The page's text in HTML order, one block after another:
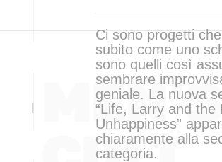
Ci sono progetti
subito come uno
sono quelli così
sembrare
geniale. La nuova
“Life, Larry and the
Unhappiness”
chiaramente alla
categoria.